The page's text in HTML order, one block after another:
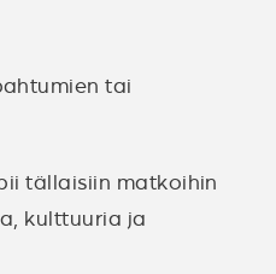
tai
tällaisiin matkoihin
kulttuuria ja